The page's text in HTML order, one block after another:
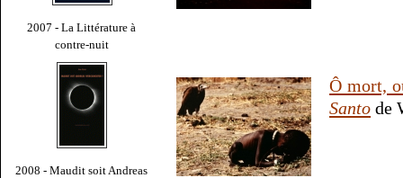
2007 - La Littérature à
contre-nuit
2008 - Maudit soit Andreas
Ô mort,
Santo de